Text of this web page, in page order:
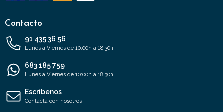
Contacto
91 435 36 56
Lunes a Viernes de 10:00h a 18:30h
683 185 759
Lunes a Viernes de 10:00h a 18:30h
Escríbenos
Contacta con nosotros